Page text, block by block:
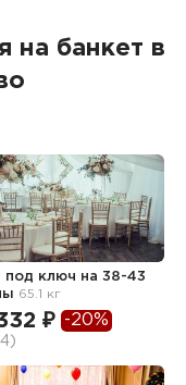
на банкет в
под ключ на 38-43
65.1 кг
₽ -20%